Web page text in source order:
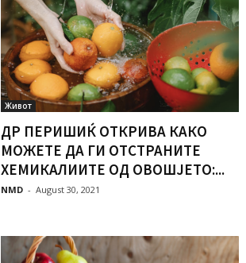
Живот
ДР ПЕРИШИЌ ОТКРИВА КАКО
МОЖЕТЕ ДА ГИ ОТСТРАНИТЕ
ХЕМИКАЛИИТЕ ОД ОВОШЈЕТО:...
NMD - August 30, 2021